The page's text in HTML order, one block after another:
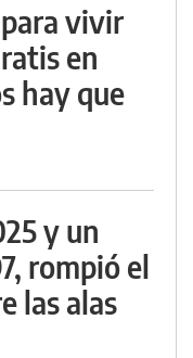
vivir
en
hay que
y un
rompió el
las alas